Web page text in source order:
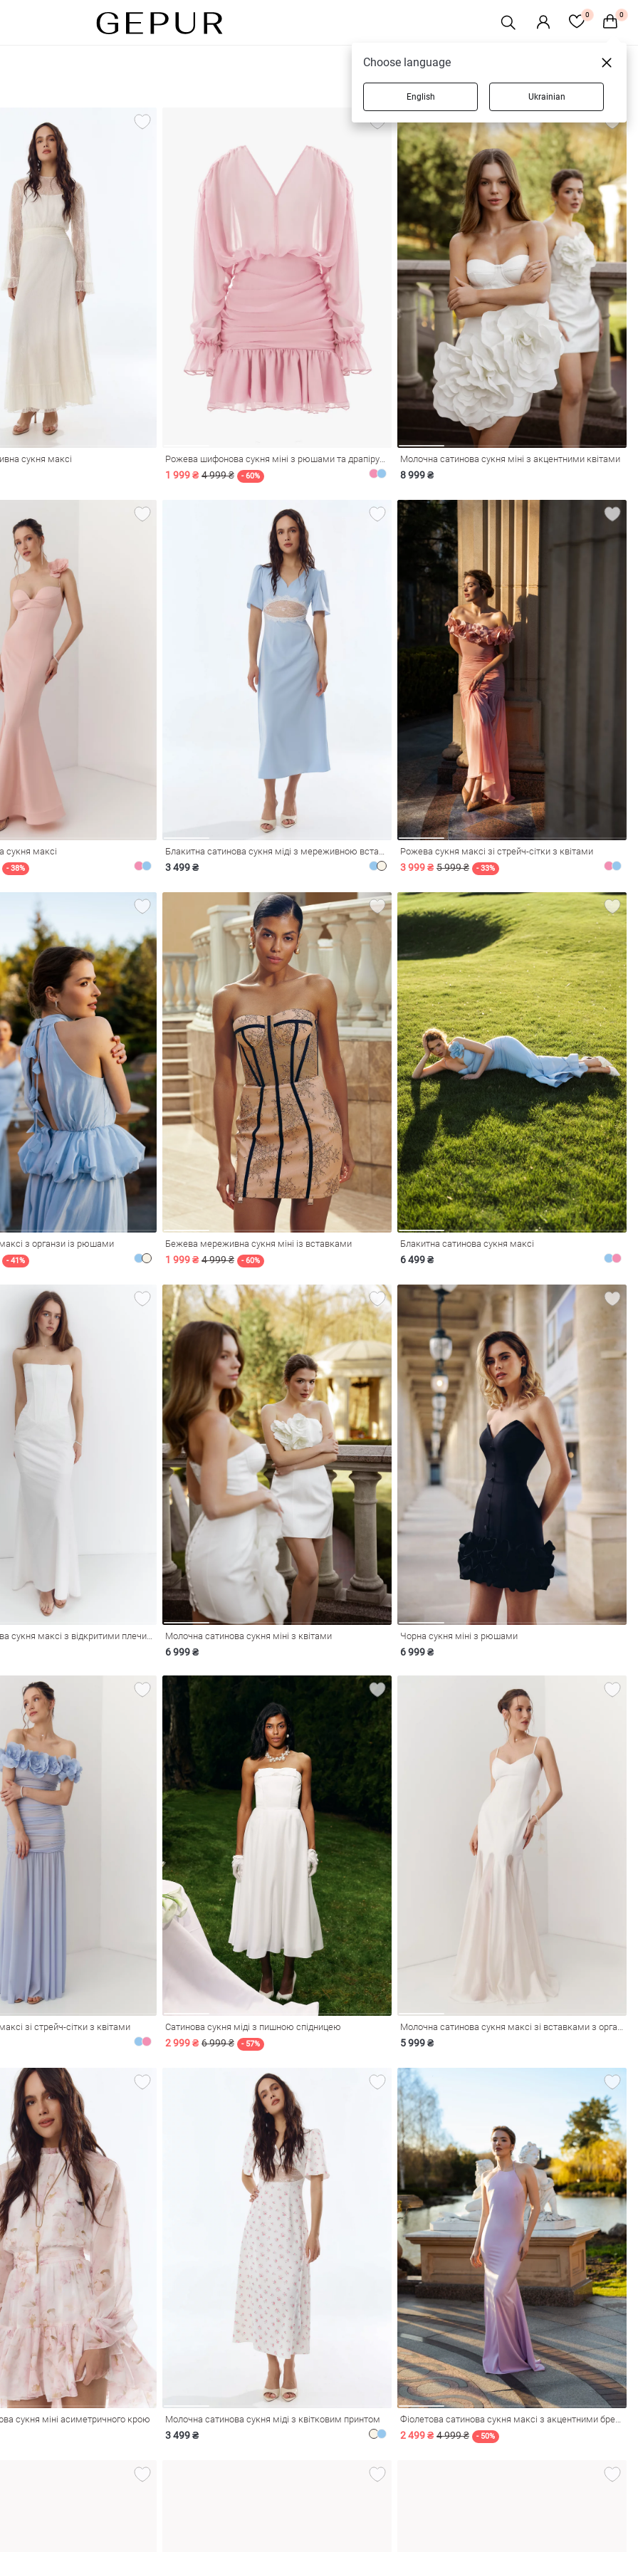
0 0
88 товарів
сукня максі Рожева шифонова сукня міні з рюшами та драпіруванням
1 999 ₴ 4 999 ₴ - 60%
Молочна сатинова сукня міні з акцентними квітами
8 999 ₴
сукня максі
- 38%
Блакитна сатинова сукня міді з мереживною вставкою
3 499 ₴
Рожева сукня максі зі стрейч-сітки з квітами
3 999 ₴ 5 999 ₴ - 33%
з органзи із рюшами
- 41%
Бежева мереживна сукня міні із вставками
1 999 ₴ 4 999 ₴ - 60%
Блакитна сатинова сукня максі
6 499 ₴
Молочна сатинова сукня максі з відкритими плечима Молочна сатинова сукня міні з квітами
6 999 ₴
Чорна сукня міні з рюшами
6 999 ₴
зі стрейч-сітки з квітами Сатинова сукня міді з пишною спідницею
2 999 ₴ 6 999 ₴ - 57%
Молочна сатинова сукня максі зі вставками з органзи
5 999 ₴
сукня міні асиметричного крою Молочна сатинова сукня міді з квітковим принтом
3 499 ₴
Фіолетова сатинова сукня максі з акцентними бретелями
2 499 ₴ 4 999 ₴ - 50%
Choose language
English Ukrainian